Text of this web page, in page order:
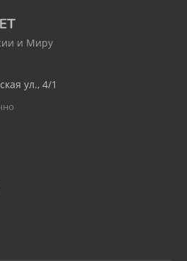
и Миру
ул., 4/1